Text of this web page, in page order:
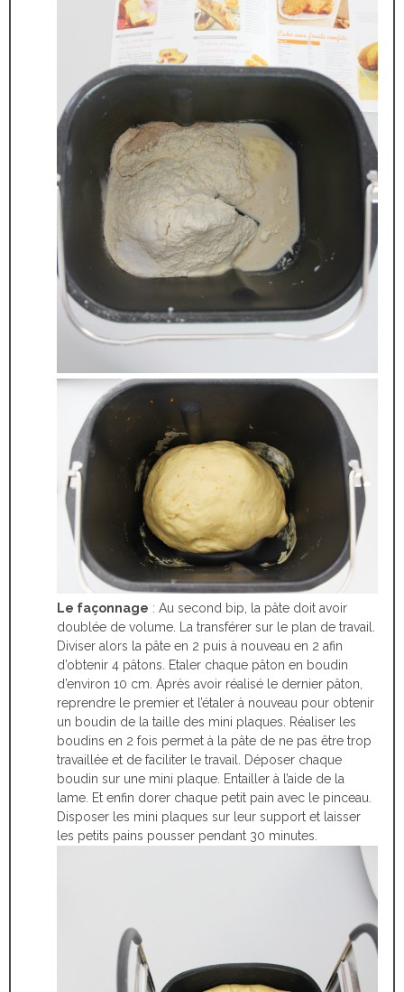
Le façonnage : Au second bip, la pâte doit avoir
doublée de volume. La transférer sur le plan de travail.
Diviser alors la pâte en 2 puis à nouveau en 2 afin
d’obtenir 4 pâtons. Etaler chaque pâton en boudin
d’environ 10 cm. Après avoir réalisé le dernier pâton,
reprendre le premier et l’étaler à nouveau pour obtenir
un boudin de la taille des mini plaques. Réaliser les
boudins en 2 fois permet à la pâte de ne pas être trop
travaillée et de faciliter le travail. Déposer chaque
boudin sur une mini plaque. Entailler à l’aide de la
lame. Et enfin dorer chaque petit pain avec le pinceau.
Disposer les mini plaques sur leur support et laisser
les petits pains pousser pendant 30 minutes.